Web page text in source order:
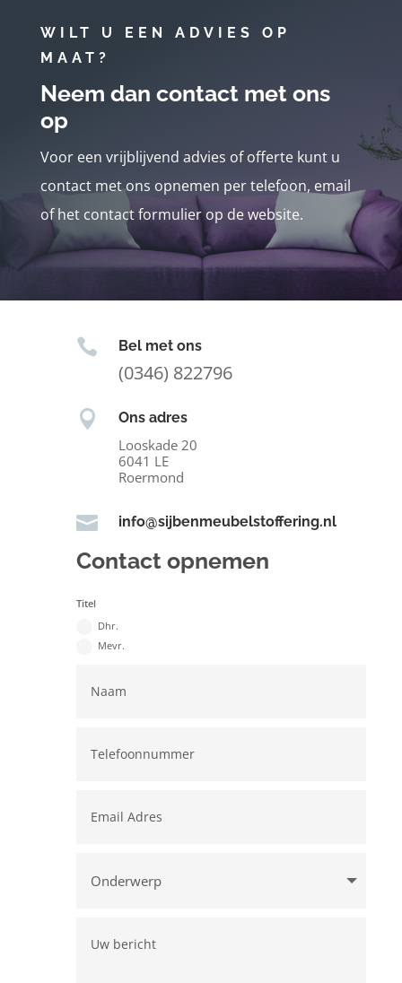
WILT U EEN ADVIES OP
MAAT?
Neem dan contact met ons
op
Voor een vrijblijvend advies of offerte kunt u
contact met ons opnemen per telefoon, email
of het contact formulier op de website.
 Bel met ons
(0346) 822796
 Ons adres
Looskade 20
6041 LE
Roermond
 info@sijbenmeubelstoffering.nl
Contact opnemen
Titel
Dhr.
Mevr.